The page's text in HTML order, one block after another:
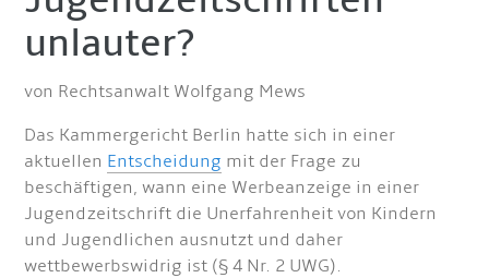
unlauter?
von Rechtsanwalt Wolfgang Mews
Das Kammergericht Berlin hatte sich in einer
aktuellen Entscheidung mit der Frage zu
beschäftigen, wann eine Werbeanzeige in einer
Jugendzeitschrift die Unerfahrenheit von Kindern
und Jugendlichen ausnutzt und daher
wettbewerbswidrig ist (§ 4 Nr. 2 UWG).